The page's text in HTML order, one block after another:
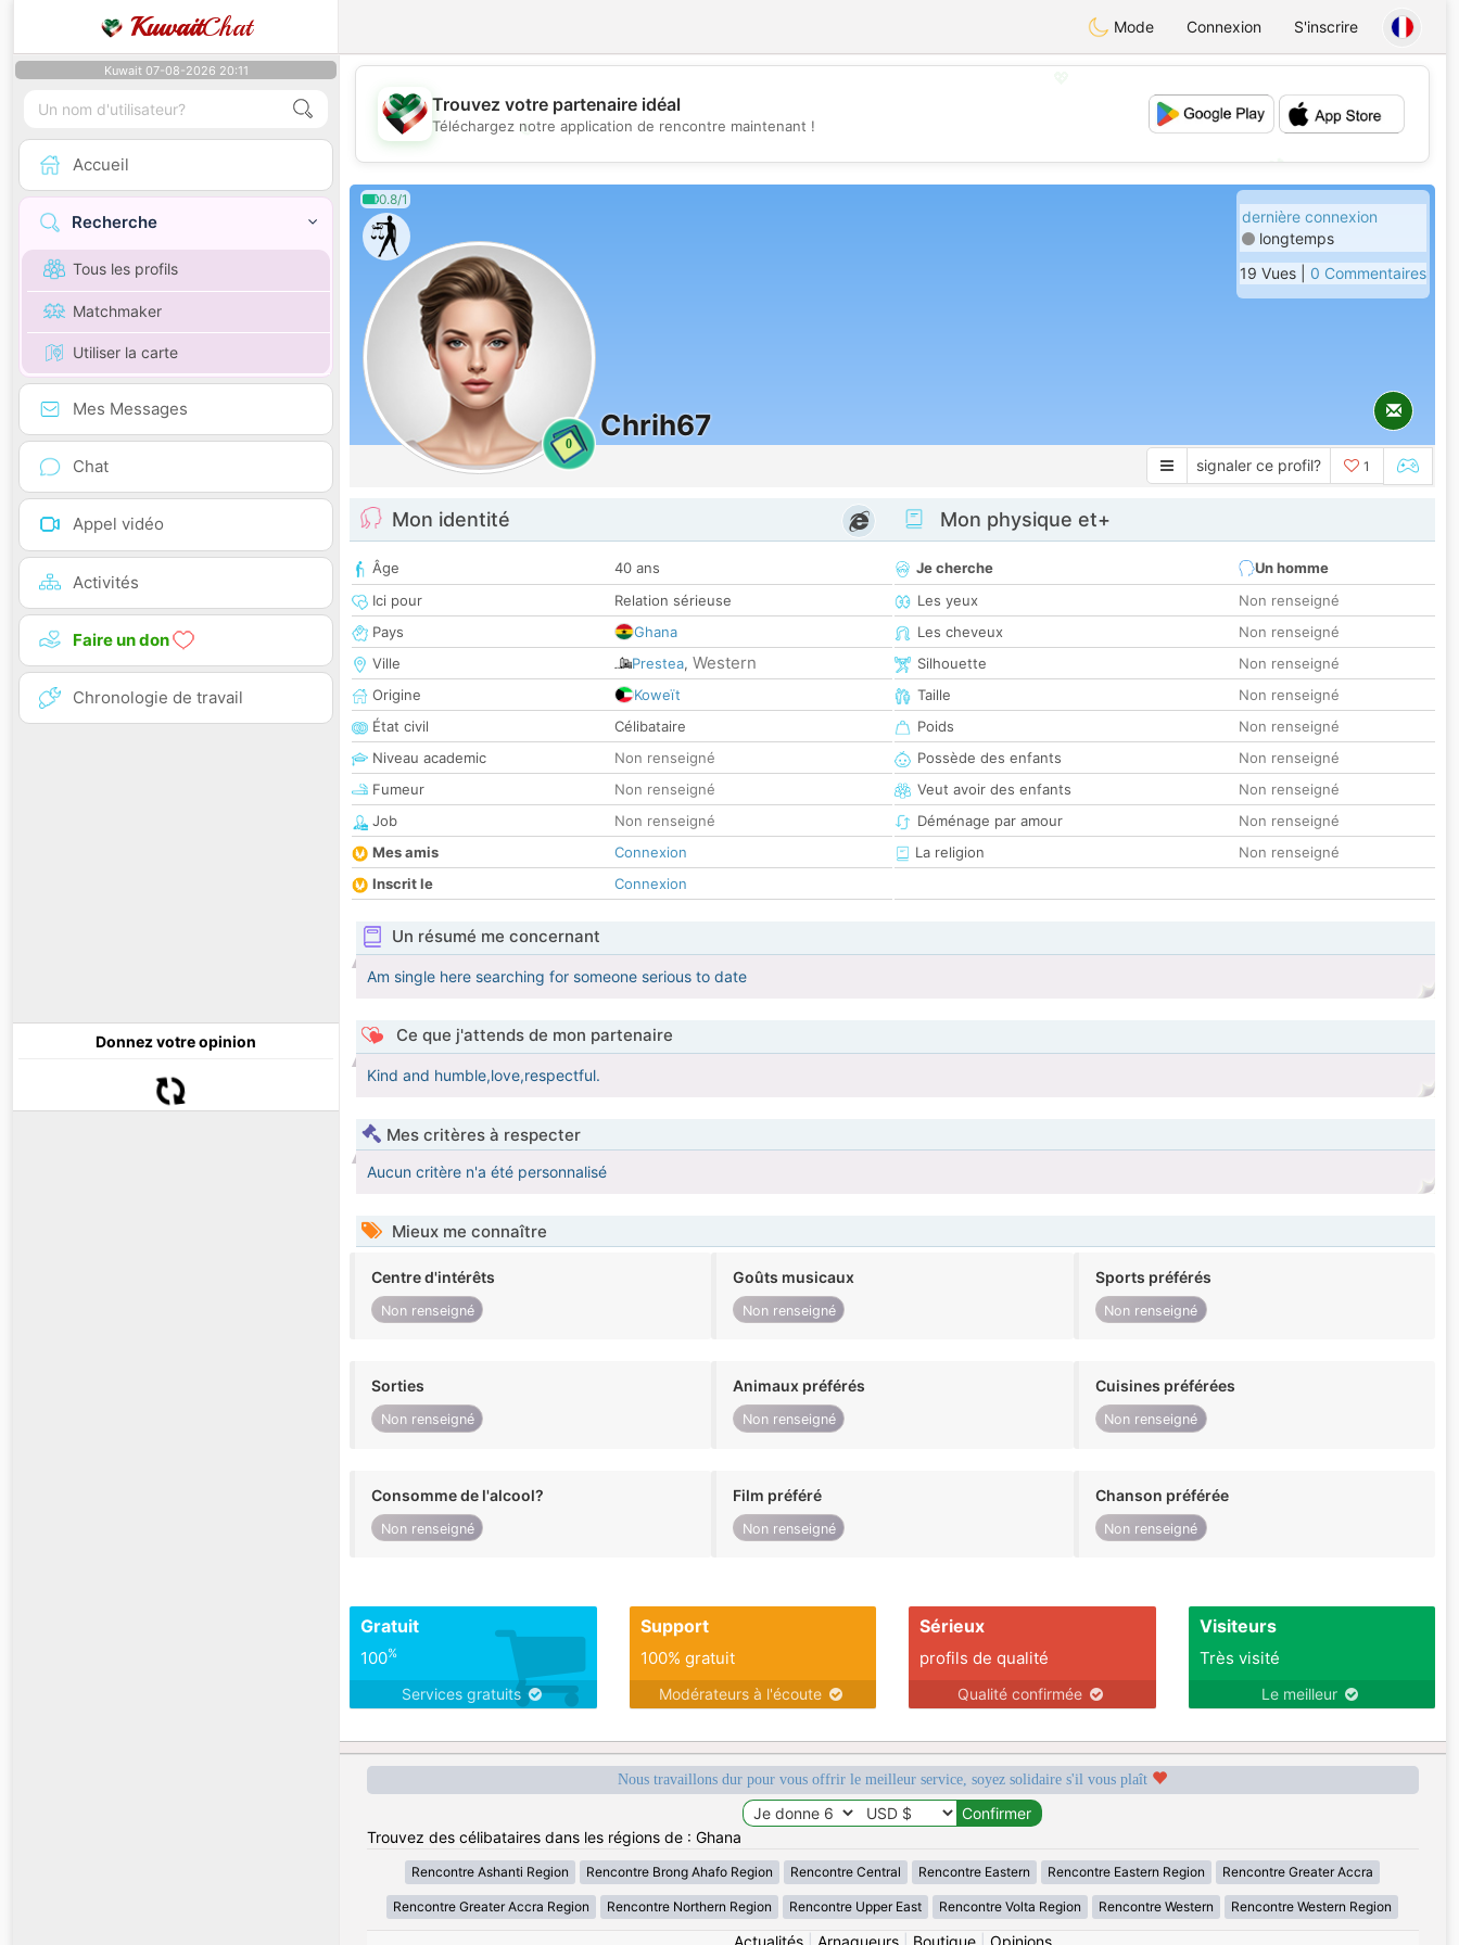
KuwaitChat Mode Connexion S'inscrire
Kuwait 07-08-2026 20:11
Accueil
Recherche
Tous les profils
Matchmaker
Utiliser la carte
Mes Messages
Chat
Appel vidéo
Activités
Faire un don
Chronologie de travail
Donnez votre opinion
💖
💕
Trouvez votre partenaire idéal
Téléchargez notre application de rencontre maintenant !
0.8/1
0
Chrih67
dernière connexion
longtemps
19 Vues | 0 Commentaires
signaler ce profil? 1
Mon identité
Âge
40 ans
Ici pour
Relation sérieuse
Pays
Ghana
Ville
Prestea, Western
Origine
Koweït
État civil
Célibataire
Niveau academic
Non renseigné
Fumeur
Non renseigné
Job
Non renseigné
Mes amis
Connexion
Inscrit le
Connexion
Mon physique et+
Je cherche
Un homme
Les yeux
Non renseigné
Les cheveux
Non renseigné
Silhouette
Non renseigné
Taille
Non renseigné
Poids
Non renseigné
Possède des enfants
Non renseigné
Veut avoir des enfants
Non renseigné
Déménage par amour
Non renseigné
La religion
Non renseigné
Un résumé me concernant
Am single here searching for someone serious to date
Ce que j'attends de mon partenaire
Kind and humble,love,respectful.
Mes critères à respecter
Aucun critère n'a été personnalisé
Mieux me connaître
Centre d'intérêts
Non renseigné
Goûts musicaux
Non renseigné
Sports préférés
Non renseigné
Sorties
Non renseigné
Animaux préférés
Non renseigné
Cuisines préférées
Non renseigné
Consomme de l'alcool?
Non renseigné
Film préféré
Non renseigné
Chanson préférée
Non renseigné
Gratuit
100%
Services gratuits
Support
100% gratuit
Modérateurs à l'écoute
Sérieux
profils de qualité
Qualité confirmée
Visiteurs
Très visité
Le meilleur
Nous travaillons dur pour vous offrir le meilleur service, soyez solidaire s'il vous plaît
Trouvez des célibataires dans les régions de : Ghana
Rencontre Ashanti Region Rencontre Brong Ahafo Region Rencontre Central Rencontre Eastern Rencontre Eastern Region Rencontre Greater Accra
Rencontre Greater Accra Region Rencontre Northern Region Rencontre Upper East Rencontre Volta Region Rencontre Western Rencontre Western Region
Actualités| Arnaqueurs| Boutique| Opinions